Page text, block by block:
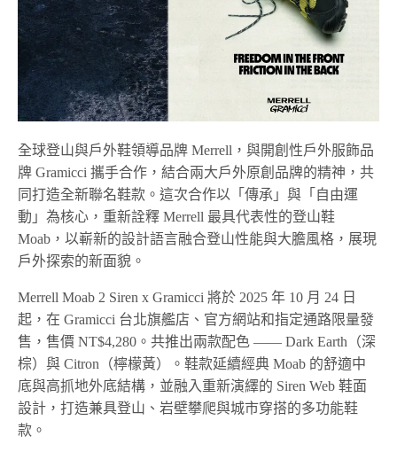
全球登山與戶外鞋領導品牌 Merrell，與開創性戶外服飾品
牌 Gramicci 攜手合作，結合兩大戶外原創品牌的精神，共
同打造全新聯名鞋款。這次合作以「傳承」與「自由運
動」為核心，重新詮釋 Merrell 最具代表性的登山鞋
Moab，以嶄新的設計語言融合登山性能與大膽風格，展現
戶外探索的新面貌。
Merrell Moab 2 Siren x Gramicci 將於 2025 年 10 月 24 日
起，在 Gramicci 台北旗艦店、官方網站和指定通路限量發
售，售價 NT$4,280。共推出兩款配色 —— Dark Earth（深
棕）與 Citron（檸檬黃）。鞋款延續經典 Moab 的舒適中
底與高抓地外底結構，並融入重新演繹的 Siren Web 鞋面
設計，打造兼具登山、岩壁攀爬與城市穿搭的多功能鞋
款。